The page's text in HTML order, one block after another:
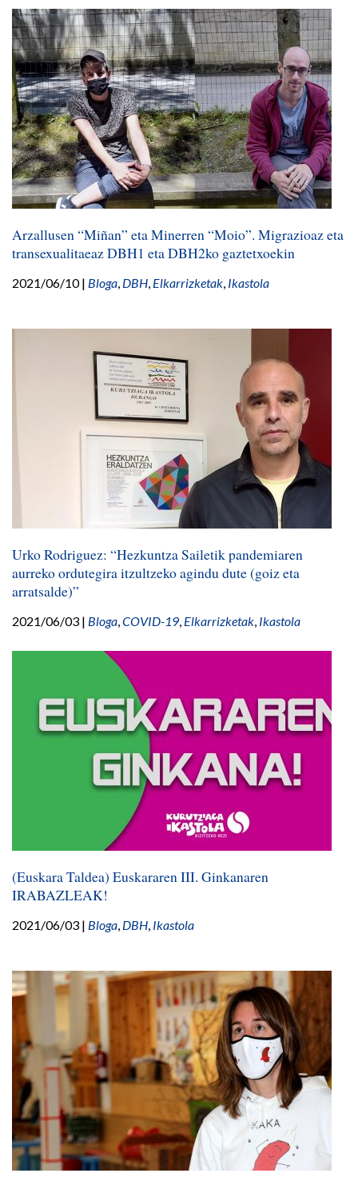
Arzallusen “Miñan” eta Minerren “Moio”. Migrazioaz eta
transexualitaeaz DBH1 eta DBH2ko gaztetxoekin
2021/06/10| Bloga, DBH, Elkarrizketak, Ikastola
Urko Rodriguez: “Hezkuntza Sailetik pandemiaren
aurreko ordutegira itzultzeko agindu dute (goiz eta
arratsalde)”
2021/06/03 | Bloga,COVID-19, Elkarrizketak, Ikastola
(Euskara Taldea) Euskararen III. Ginkanaren
IRABAZLEAK!
2021/06/03 | Bloga, DBH, Ikastola